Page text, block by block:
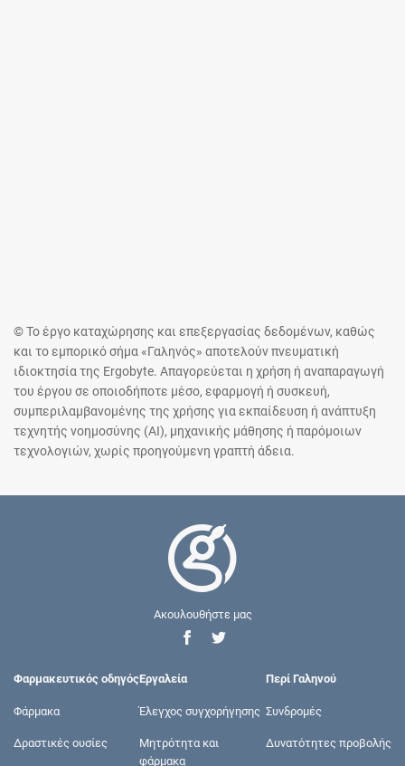
© Το έργο καταχώρησης και επεξεργασίας δεδομένων, καθώς
και το εμπορικό σήμα «Γαληνός» αποτελούν πνευματική
ιδιοκτησία της Ergobyte. Απαγορεύεται η χρήση ή αναπαραγωγή
του έργου σε οποιοδήποτε μέσο, εφαρμογή ή συσκευή,
συμπεριλαμβανομένης της χρήσης για εκπαίδευση ή ανάπτυξη
τεχνητής νοημοσύνης (AI), μηχανικής μάθησης ή παρόμοιων
τεχνολογιών, χωρίς προηγούμενη γραπτή άδεια.
Ακουλουθήστε μας
Φαρμακευτικός οδηγός
Φάρμακα
Δραστικές ουσίες
Εργαλεία
Έλεγχος συγχορήγησης
Μητρότητα και
φάρμακα
Περί Γαληνού
Συνδρομές
Δυνατότητες προβολής